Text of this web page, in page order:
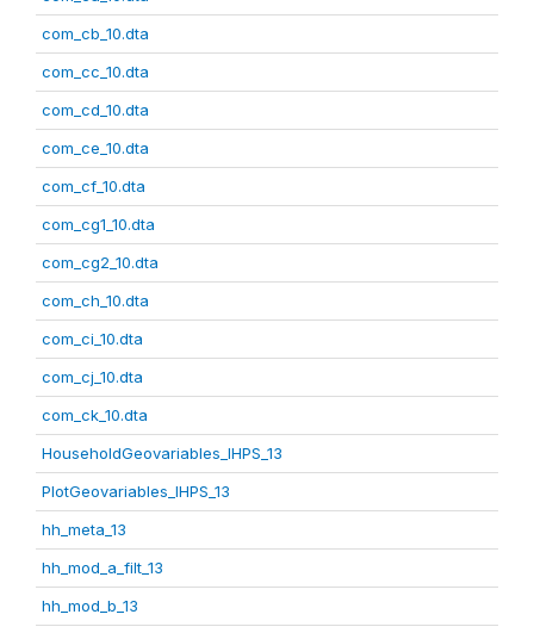
com_cb_10.dta
com_cc_10.dta
com_cd_10.dta
com_ce_10.dta
com_cf_10.dta
com_cg1_10.dta
com_cg2_10.dta
com_ch_10.dta
com_ci_10.dta
com_cj_10.dta
com_ck_10.dta
HouseholdGeovariables_IHPS_13
PlotGeovariables_IHPS_13
hh_meta_13
hh_mod_a_filt_13
hh_mod_b_13